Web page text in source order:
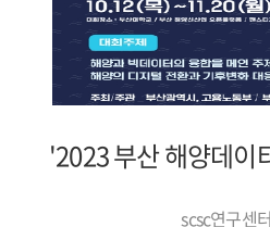
ICLR(International
스포트라이트 논문으로 선정돼
예정이다.이번 연구는 한국보
인재양성사업, 정보통신
글로벌 공급망 연구센터의
https://
손정민 싸이버로지텍 상무 등
축하했다.‘선도연구센터(ERC)’
최고 수준의 기초연구 역량
한국연구재단이 시행하는 사업
scsc연구센터